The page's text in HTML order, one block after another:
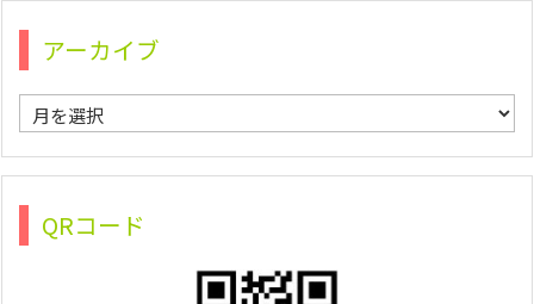
アーカイブ
ア
ー
カ
ブ QRコード